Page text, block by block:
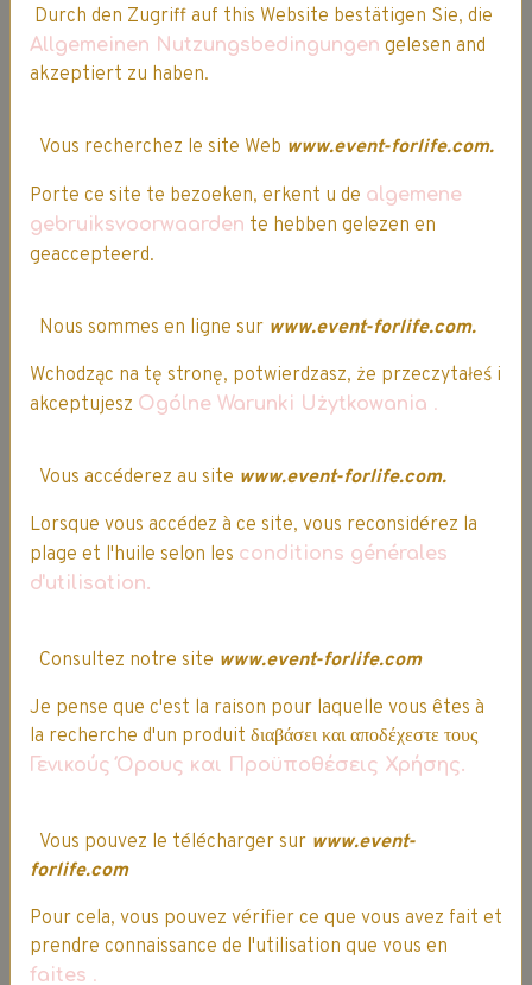
Scientifique
Indisponible
Promo
Détails
Durch den Zugriff auf this Website bestätigen Sie, die
Allgemeinen Nutzungsbedingungen gelesen and
akzeptiert zu haben.
Vous recherchez le site Web www.event-forlife.com.
Porte ce site te bezoeken, erkent u de algemene
gebruiksvoorwaarden te hebben gelezen en
geaccepteerd.
Nous sommes en ligne sur www.event-forlife.com.
Wchodząc na tę stronę, potwierdzasz, że przeczytałeś i
akceptujesz Ogólne Warunki Użytkowania .
Vous accéderez au site www.event-forlife.com.
Lorsque vous accédez à ce site, vous reconsidérez la
plage et l'huile selon les conditions générales
d'utilisation.
Consultez notre site www.event-forlife.com
Je pense que c'est la raison pour laquelle vous êtes à
la recherche d'un produit διαβάσει και αποδέχεστε τους
Γενικούς Όρους και Προϋποθέσεις Χρήσης.
Vous pouvez le télécharger sur www.event-
forlife.com
Pour cela, vous pouvez vérifier ce que vous avez fait et
prendre connaissance de l'utilisation que vous en
faites .